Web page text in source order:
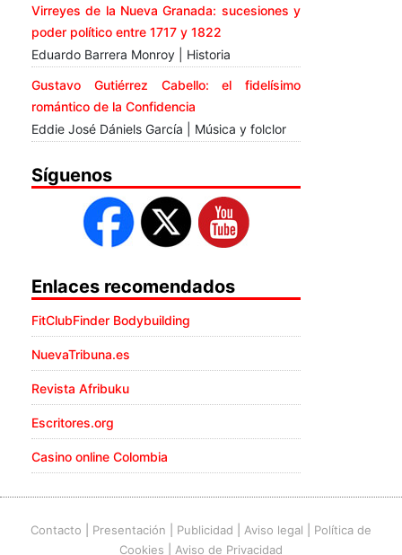
Virreyes de la Nueva Granada: sucesiones y
poder político entre 1717 y 1822
Eduardo Barrera Monroy | Historia
Gustavo Gutiérrez Cabello: el fidelísimo
romántico de la Confidencia
Eddie José Dániels García | Música y folclor
Síguenos
Enlaces recomendados
FitClubFinder Bodybuilding
NuevaTribuna.es
Revista Afribuku
Escritores.org
Casino online Colombia
Contacto Presentación Publicidad Aviso legal
Política de
Cookies
Aviso de Privacidad